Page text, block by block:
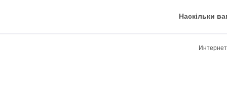
Наскільки